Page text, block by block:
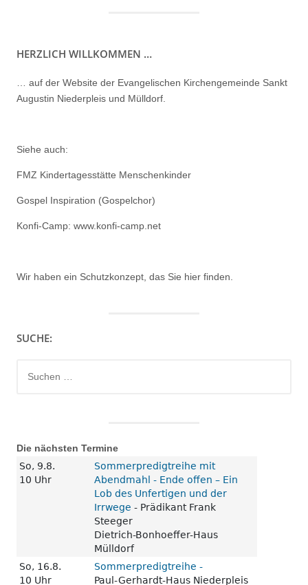
HERZLICH WILLKOMMEN …
… auf der Website der Evangelischen Kirchengemeinde Sankt
Augustin Niederpleis und Mülldorf.
Siehe auch:
FMZ Kindertagesstätte Menschenkinder
Gospel Inspiration (Gospelchor)
Konfi-Camp: www.konfi-camp.net
Wir haben ein Schutzkonzept, das Sie hier finden.
SUCHE:
nach:
Die nächsten Termine